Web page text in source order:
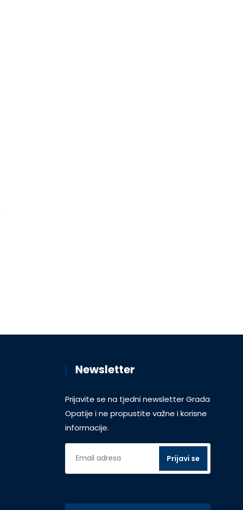
Newsletter
Prijavite se na tjedni newsletter Grada
Opatije i ne propustite važne i korisne
informacije.